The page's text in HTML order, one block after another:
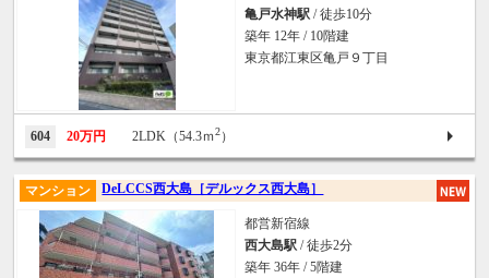
亀戸水神駅 / 徒歩10分
築年 12年 / 10階建
東京都江東区亀戸９丁目
604 20万円 2LDK（54.3ｍ2）
DeLCCS西大島［デルックス西大島］
マンション
都営新宿線
西大島駅 / 徒歩2分
築年 36年 / 5階建